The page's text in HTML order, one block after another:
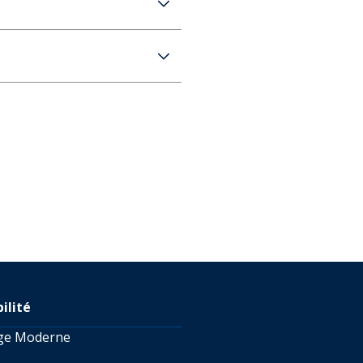
teamRISE
dès 100 € d'achat)
4 jours
jours
de retour.
Moderne